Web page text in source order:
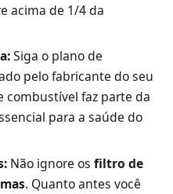
acima de 1/4 da
Siga o plano de
pelo fabricante do seu
combustível faz parte da
para a saúde do
Não ignore os filtro de
. Quanto antes você